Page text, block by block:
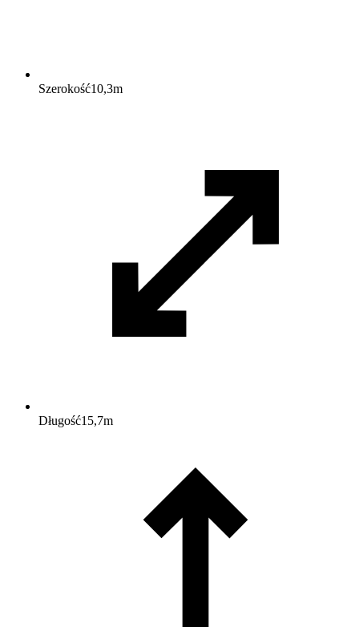
Szerokość10,3m
Długość15,7m